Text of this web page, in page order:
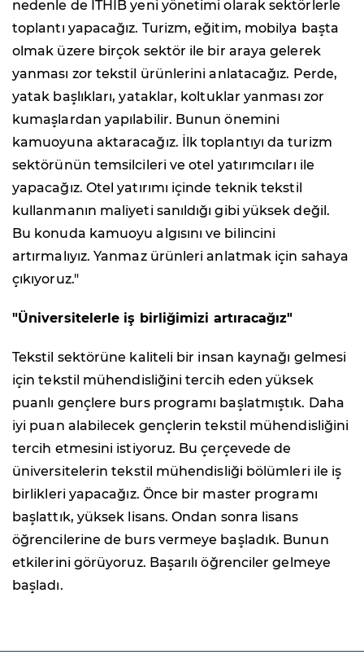
nedenle de İTHİB yeni yönetimi olarak sektörlerle
toplantı yapacağız. Turizm, eğitim, mobilya başta
olmak üzere birçok sektör ile bir araya gelerek
yanması zor tekstil ürünlerini anlatacağız. Perde,
yatak başlıkları, yataklar, koltuklar yanması zor
kumaşlardan yapılabilir. Bunun önemini
kamuoyuna aktaracağız. İlk toplantıyı da turizm
sektörünün temsilcileri ve otel yatırımcıları ile
yapacağız. Otel yatırımı içinde teknik tekstil
kullanmanın maliyeti sanıldığı gibi yüksek değil.
Bu konuda kamuoyu algısını ve bilincini
artırmalıyız. Yanmaz ürünleri anlatmak için sahaya
çıkıyoruz."
"Üniversitelerle iş birliğimizi artıracağız"
Tekstil sektörüne kaliteli bir insan kaynağı gelmesi
için tekstil mühendisliğini tercih eden yüksek
puanlı gençlere burs programı başlatmıştık. Daha
iyi puan alabilecek gençlerin tekstil mühendisliğini
tercih etmesini istiyoruz. Bu çerçevede de
üniversitelerin tekstil mühendisliği bölümleri ile iş
birlikleri yapacağız. Önce bir master programı
başlattık, yüksek lisans. Ondan sonra lisans
öğrencilerine de burs vermeye başladık. Bunun
etkilerini görüyoruz. Başarılı öğrenciler gelmeye
başladı.